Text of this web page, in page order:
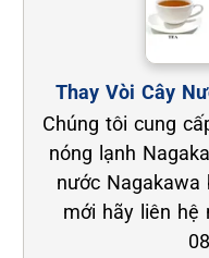
Thay Vòi Cây
Chúng tôi cung
nóng lạnh
nước Nagakawa
mới hãy liên hệ